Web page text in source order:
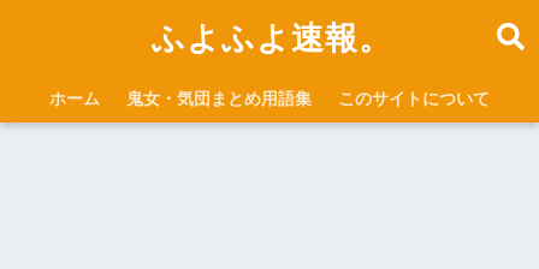
ふよふよ速報。
ホーム 鬼女・気団まとめ用語集 このサイトについて